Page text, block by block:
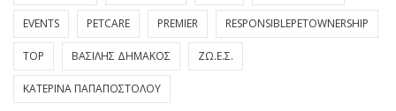
EVENTS PETCARE PREMIER RESPONSIBLEPETOWNERSHIP
TOP ΒΑΣΊΛΗΣ ΔΗΜΆΚΟΣ ΖΩ.Ε.Σ.
ΚΑΤΕΡΊΝΑ ΠΑΠΑΠΟΣΤΌΛΟΥ